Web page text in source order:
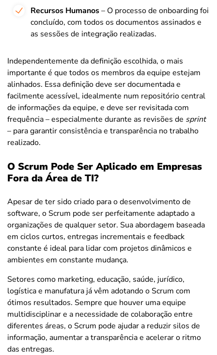
Recursos Humanos– O processo de onboarding foi
concluído, com todos os documentos assinados e
as sessões de integração realizadas.
Independentemente da definição escolhida, o mais
importante é que todos os membros da equipe estejam
alinhados. Essa definição deve ser documentada e
facilmente acessível, idealmente num repositório central
de informações da equipe, e deve ser revisitada com
frequência – especialmente durante as revisões de sprint
– para garantir consistência e transparência no trabalho
realizado.
O Scrum Pode Ser Aplicado em Empresas
Fora da Área de TI?
Apesar de ter sido criado para o desenvolvimento de
software, o Scrum pode ser perfeitamente adaptado a
organizações de qualquer setor. Sua abordagem baseada
em ciclos curtos, entregas incrementais e feedback
constante é ideal para lidar com projetos dinâmicos e
ambientes em constante mudança.
Setores como marketing, educação, saúde, jurídico,
logística e manufatura já vêm adotando o Scrum com
ótimos resultados. Sempre que houver uma equipe
multidisciplinar e a necessidade de colaboração entre
diferentes áreas, o Scrum pode ajudar a reduzir silos de
informação, aumentar a transparência e acelerar o ritmo
das entregas.